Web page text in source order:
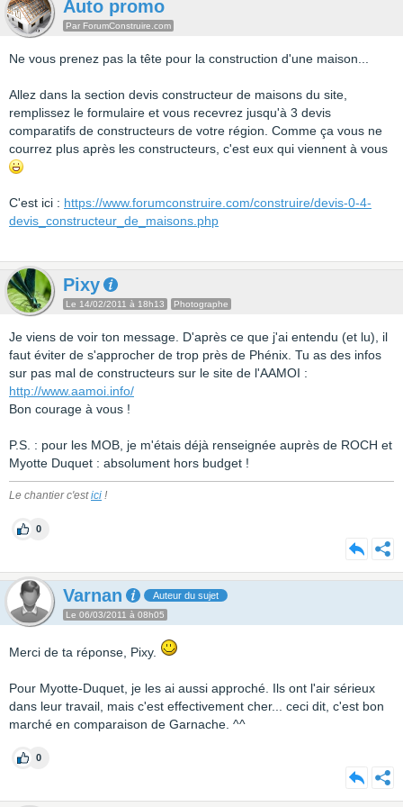
Auto promo
Par ForumConstruire.com
Ne vous prenez pas la tête pour la construction d'une maison...
Allez dans la section devis constructeur de maisons du site,
remplissez le formulaire et vous recevrez jusqu'à 3 devis
comparatifs de constructeurs de votre région. Comme ça vous ne
courrez plus après les constructeurs, c'est eux qui viennent à vous
C'est ici : https://www.forumconstruire.com/construire/devis-0-4-
devis_constructeur_de_maisons.php
Pixy
Le 14/02/2011 à 18h13 Photographe
Je viens de voir ton message. D'après ce que j'ai entendu (et lu), il
faut éviter de s'approcher de trop près de Phénix. Tu as des infos
sur pas mal de constructeurs sur le site de l'AAMOI :
http://www.aamoi.info/
Bon courage à vous !
P.S. : pour les MOB, je m'étais déjà renseignée auprès de ROCH et
Myotte Duquet : absolument hors budget !
Le chantier c'estici !
0
Varnan Auteur du sujet
Le 06/03/2011 à 08h05
Merci de ta réponse, Pixy.
Pour Myotte-Duquet, je les ai aussi approché. Ils ont l'air sérieux
dans leur travail, mais c'est effectivement cher... ceci dit, c'est bon
marché en comparaison de Garnache. ^^
0